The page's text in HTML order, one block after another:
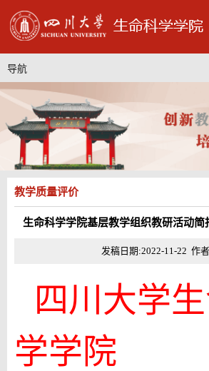
导航
教学质量评价
生命科学学院基层教学组织教研活动简
发稿日期:2022-11-22 作者
四川大学
学学院